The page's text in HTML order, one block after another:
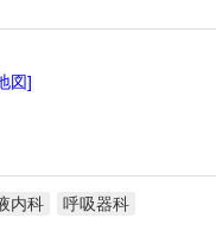
図]
内科 呼吸器科